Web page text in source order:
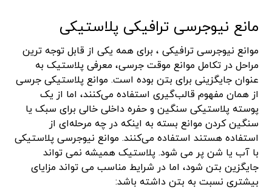
مانع نیوجرسی ترافیکی پلاستیکی
موانع نیوجرسی ترافیکی ، برای همه یکی از قابل توجه ترین
مراحل در تکامل موانع موقت جرسی، معرفی پلاستیک به
عنوان جایگزینی برای بتن بوده است. موانع پلاستیکی جرسی
از همان مفهوم قالب‌گیری استفاده می‌کنند، اما از یک
پوسته پلاستیکی سنگین و حفره داخلی خالی برای سبک یا
سنگین کردن موانع بسته به اینکه در چه مرحله‌ای از
استفاده هستند استفاده می‌کنند. موانع نیوجرسی پلاستیکی
با آب یا شن پر می شود. پلاستیک همیشه نمی تواند
جایگزین بتن شود، اما در شرایط مناسب می تواند مزایای
بیشتری نسبت به بتن داشته باشد: